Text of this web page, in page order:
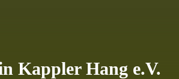
Kappler Hang e.V.